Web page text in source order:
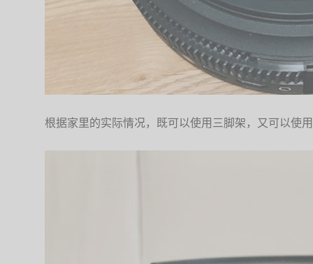
根据家里的实际情况，既可以使用三脚架，又可以使